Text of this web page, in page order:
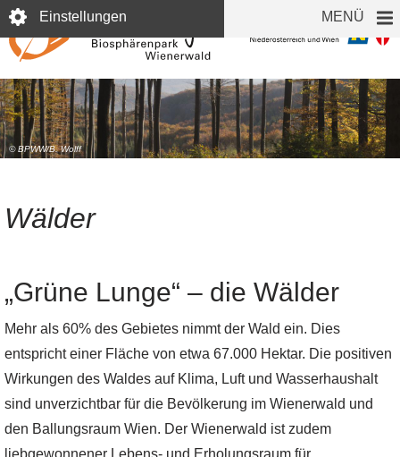
Direkt
zum
Inhalt
Einstellungen MENÜ
© BPWW/B. Wolff
Wälder
„Grüne Lunge“ – die Wälder
Mehr als 60% des Gebietes nimmt der Wald ein. Dies
entspricht einer Fläche von etwa 67.000 Hektar. Die positiven
Wirkungen des Waldes auf Klima, Luft und Wasserhaushalt
sind unverzichtbar für die Bevölkerung im Wienerwald und
den Ballungsraum Wien. Der Wienerwald ist zudem